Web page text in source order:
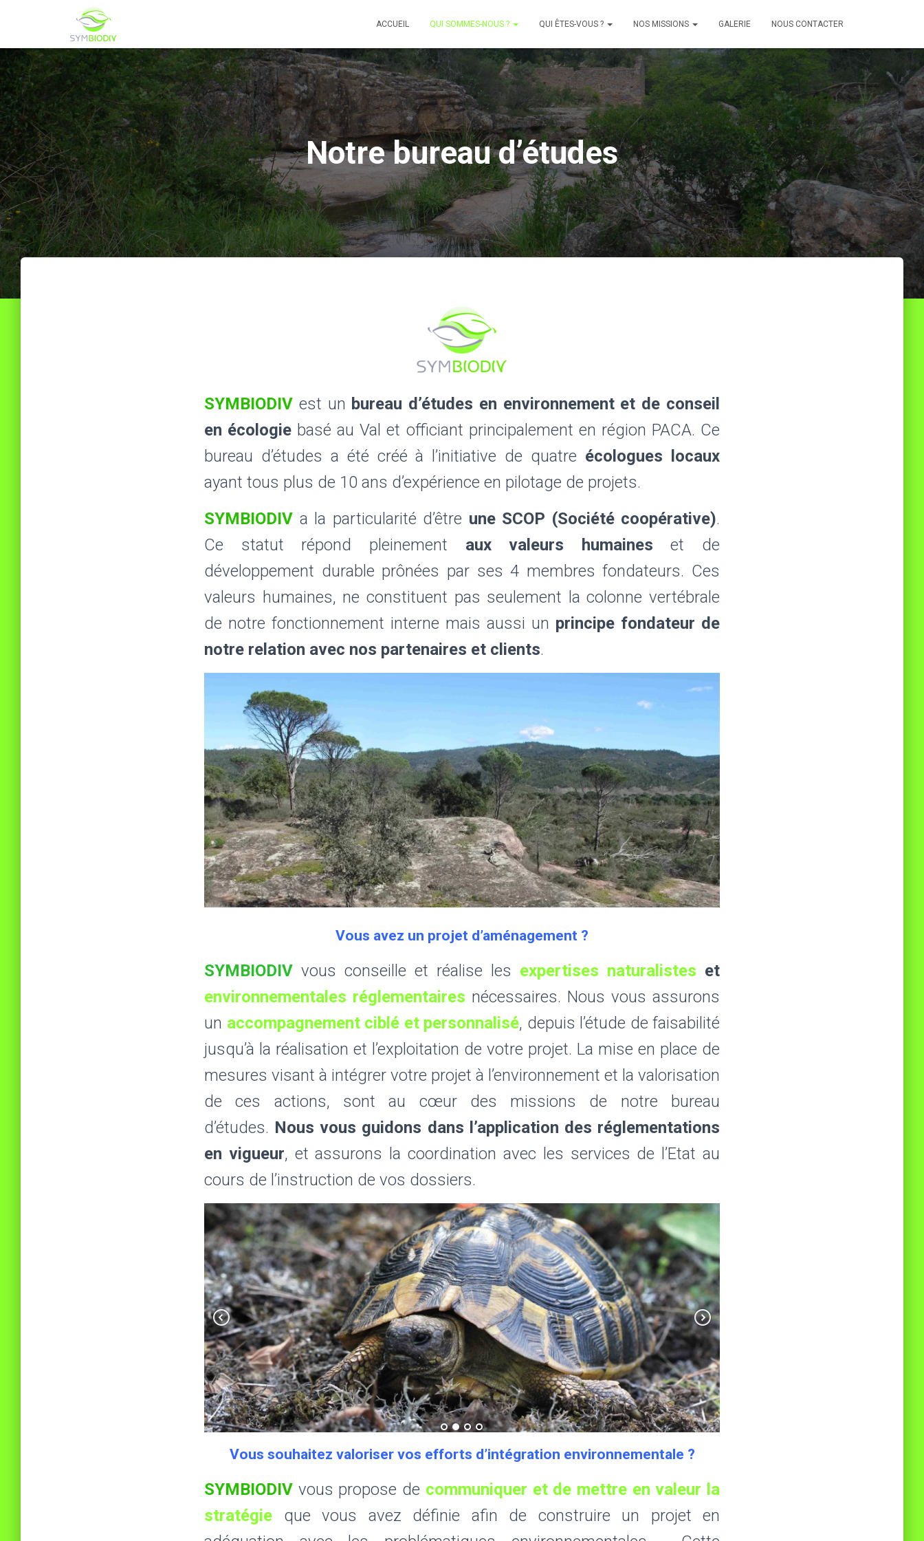
ACCUEIL QUI SOMMES-NOUS ? QUI ÊTES-VOUS ? NOS MISSIONS GALERIE NOUS CONTACTER
Notre bureau d’études
SYMBIODIV est un bureau d’études en environnement et de conseil
en écologie basé au Val et officiant principalement en région PACA. Ce
bureau d’études a été créé à l’initiative de quatre écologues locaux
ayant tous plus de 10 ans d’expérience en pilotage de projets.
SYMBIODIV a la particularité d’être une SCOP (Société coopérative).
Ce statut répond pleinement aux valeurs humaines et de
développement durable prônées par ses 4 membres fondateurs. Ces
valeurs humaines, ne constituent pas seulement la colonne vertébrale
de notre fonctionnement interne mais aussi un principe fondateur de
notre relation avec nos partenaires et clients.
Vous avez un projet d’aménagement ?
SYMBIODIV vous conseille et réalise les expertises naturalistes et
environnementales réglementaires nécessaires. Nous vous assurons
un accompagnement ciblé et personnalisé, depuis l’étude de faisabilité
jusqu’à la réalisation et l’exploitation de votre projet. La mise en place de
mesures visant à intégrer votre projet à l’environnement et la valorisation
de ces actions, sont au cœur des missions de notre bureau
d’études. Nous vous guidons dans l’application des réglementations
en vigueur, et assurons la coordination avec les services de l’Etat au
cours de l’instruction de vos dossiers.
Vous souhaitez valoriser vos efforts d’intégration environnementale ?
SYMBIODIV vous propose de communiquer et de mettre en valeur la
stratégie
que vous avez définie afin de construire un projet en